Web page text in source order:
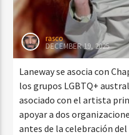
rasco
DECEMBER 19, 2025
Laneway se asocia con
los grupos LGBTQ+
asociado con el artista
apoyar a dos
antes de la celebración